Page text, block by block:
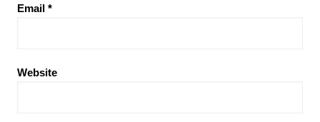
Email *
Website